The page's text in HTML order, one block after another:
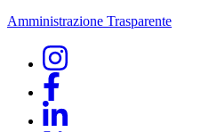
Amministrazione Trasparente